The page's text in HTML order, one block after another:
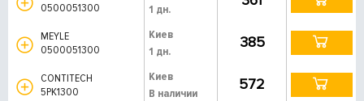
0500051300
1 дн.
MEYLE
0500051300
Киев
1 дн.
385
CONTITECH
5PK1300
Киев
В наличии
572